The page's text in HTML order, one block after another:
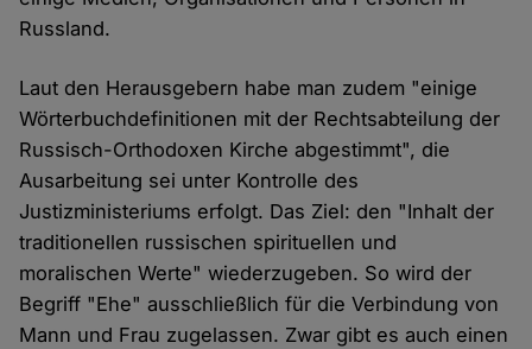
Russland.
Laut den Herausgebern habe man zudem "einige
Wörterbuchdefinitionen mit der Rechtsabteilung der
Russisch-Orthodoxen Kirche abgestimmt", die
Ausarbeitung sei unter Kontrolle des
Justizministeriums erfolgt. Das Ziel: den "Inhalt der
traditionellen russischen spirituellen und
moralischen Werte" wiederzugeben. So wird der
Begriff "Ehe" ausschließlich für die Verbindung von
Mann und Frau zugelassen. Zwar gibt es auch einen